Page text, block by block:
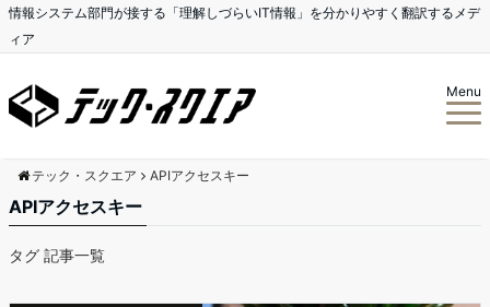
情報システム部門が接する「理解しづらいIT情報」を分かりやすく翻訳するメデ
ィア
Menu
テック・スクエア APIアクセスキー
APIアクセスキー
タグ 記事一覧